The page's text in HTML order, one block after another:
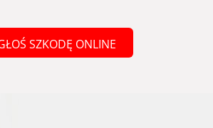
SZKODĘ ONLINE